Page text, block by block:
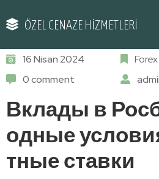
ÖZEL CENAZE HİZMETLERİ
16 Nisan 2024
0 comment
Вклады в
одные
тные ставки